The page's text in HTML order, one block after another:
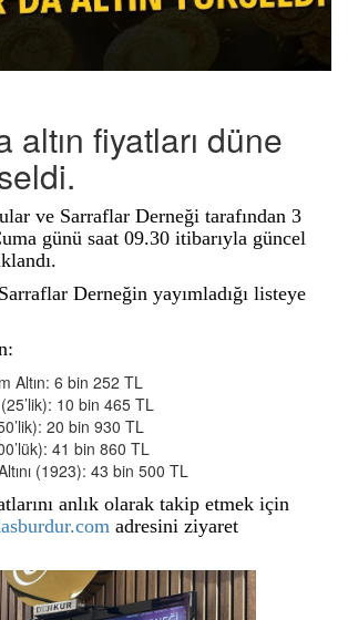
altın fiyatları düne
ve Sarraflar Derneği tarafından 3
günü saat 09.30 itibarıyla güncel
Derneğin yayımladığı listeye
Altın: 6 bin 252 TL
10 bin 465 TL
20 bin 930 TL
41 bin 860 TL
(1923): 43 bin 500 TL
anlık olarak takip etmek için
adresini ziyaret